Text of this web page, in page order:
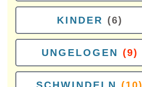
KINDER (6)
UNGELOGEN (9)